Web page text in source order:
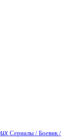
Сериалы / Боевик /